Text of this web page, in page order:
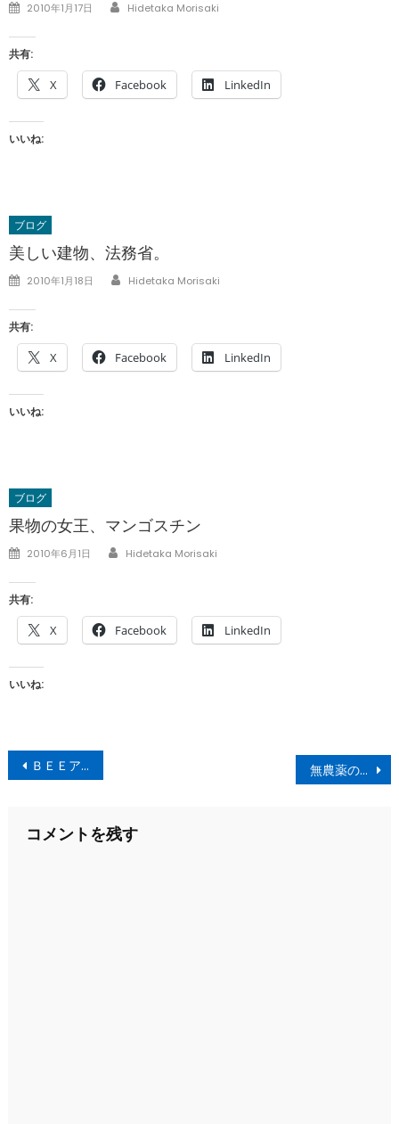
Posted
2010年1月17日 Author
Hidetaka Morisaki
共有:
X Facebook LinkedIn
いいね:
ブログ
美しい建物、法務省。
Posted
2010年1月18日 Author
Hidetaka Morisaki
共有:
X Facebook LinkedIn
いいね:
ブログ
果物の女王、マンゴスチン
Posted
2010年6月1日 Author
Hidetaka Morisaki
共有:
X Facebook LinkedIn
いいね:
投
稿
ビ
ＢＥＥアクション（岡山県新庄村、愛媛県宇和島） 無農薬の「さくらんぼ」
コメントを残す